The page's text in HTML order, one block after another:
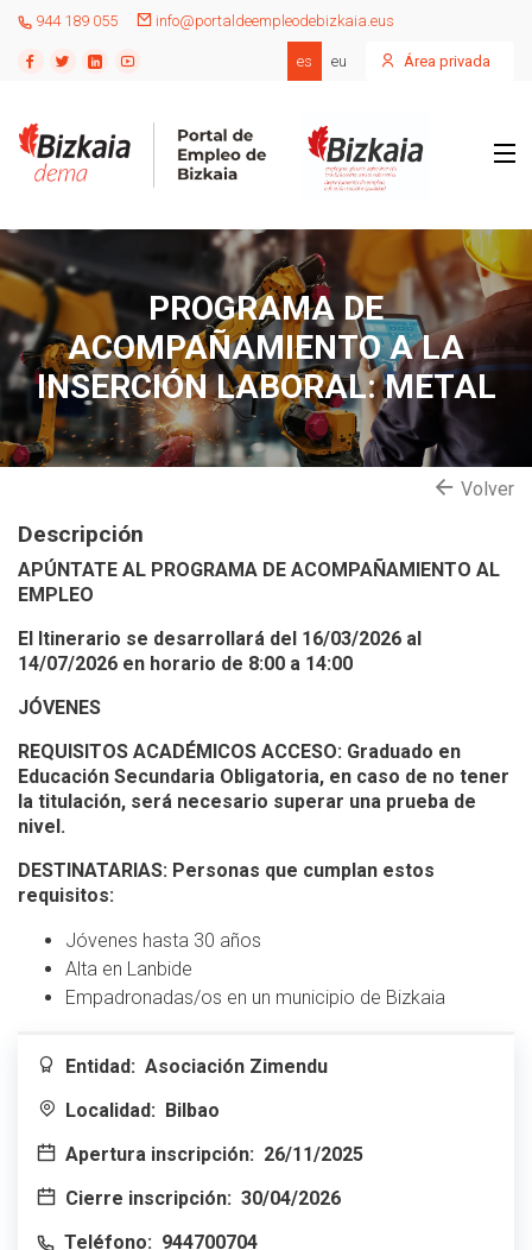
944 189 055 info@portaldeempleodebizkaia.eus
es eu Área privada
PROGRAMA DE
ACOMPAÑAMIENTO A LA
INSERCIÓN LABORAL: METAL
Volver
Descripción
APÚNTATE AL PROGRAMA DE ACOMPAÑAMIENTO AL
EMPLEO
El Itinerario se desarrollará del 16/03/2026 al
14/07/2026 en horario de 8:00 a 14:00
JÓVENES
REQUISITOS ACADÉMICOS ACCESO: Graduado en
Educación Secundaria Obligatoria, en caso de no tener
la titulación, será necesario superar una prueba de
nivel.
DESTINATARIAS: Personas que cumplan estos
requisitos:
Jóvenes hasta 30 años
Alta en Lanbide
Empadronadas/os en un municipio de Bizkaia
Entidad: Asociación Zimendu
Localidad: Bilbao
Apertura inscripción: 26/11/2025
Cierre inscripción: 30/04/2026
Teléfono: 944700704